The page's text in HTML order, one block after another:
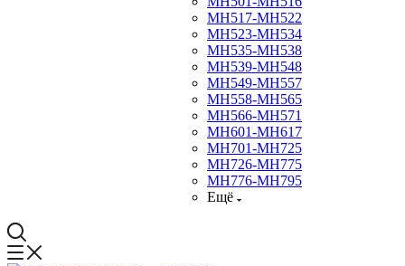
МН517-МН522
МН523-МН534
МН535-МН538
МН539-МН548
МН549-МН557
МН558-МН565
МН566-МН571
МН601-МН617
МН701-МН725
МН726-МН775
МН776-МН795
Ещё